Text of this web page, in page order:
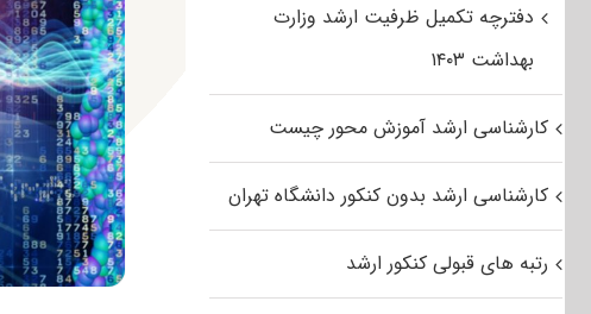
دفترچه تکمیل ظرفیت ارشد وزارت
بهداشت ۱۴۰۳
کارشناسی ارشد آموزش محور چیست
کارشناسی ارشد بدون کنکور دانشگاه تهران
رتبه های قبولی کنکور ارشد